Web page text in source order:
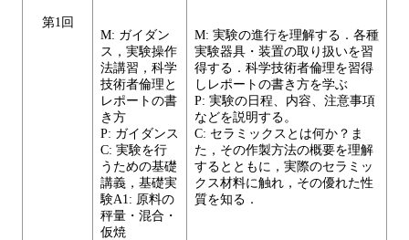
第1回
M: ガイダン
ス，実験操作
法講習，科学
技術者倫理と
レポートの書
き方
P: ガイダンス
C: 実験を行
うための基礎
講義，基礎実
験A1: 原料の
秤量・混合・
仮焼
M: 実験の進行を理解する．各種
実験器具・装置の取り扱いを習
得する．科学技術者倫理を習得
しレポートの書き方を学ぶ
P: 実験の日程、内容、注意事項
などを説明する。
C: セラミックスとは何か？ま
た，その作製方法の概要を理解
するとともに，実際のセラミッ
クス材料に触れ，その優れた性
質を知る．